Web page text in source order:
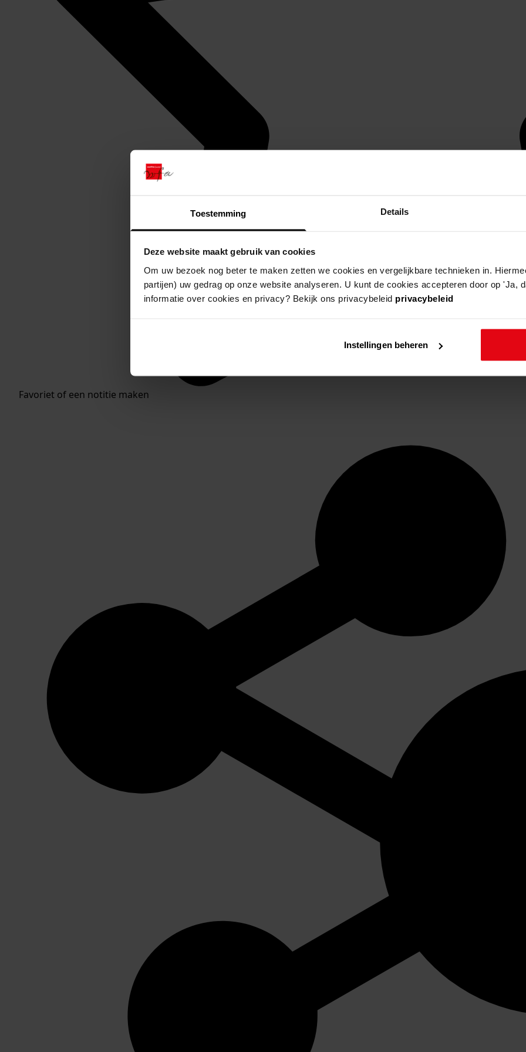
Toestemming Details
Deze website maakt gebruik van cookies
Om uw bezoek nog beter te maken zetten we cookies en vergelijkbare technieken in.
partijen) uw gedrag op onze website analyseren. U kunt de cookies accepteren door op 'Ja,
informatie over cookies en privacy? Bekijk ons privacybeleid privacybeleid
Instellingen beheren
Favoriet of een notitie maken